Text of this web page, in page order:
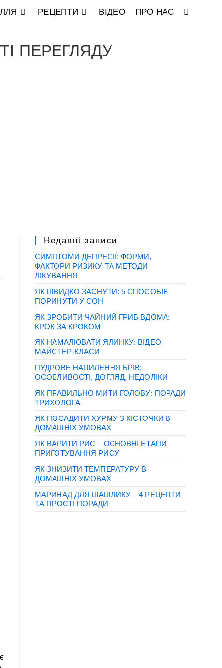
РЕЦЕПТИ ВІДЕО ПРО НАС
ПЕРЕГЛЯДУ
Недавні записи
СИМПТОМИ ДЕПРЕСІЇ: ФОРМИ,
ФАКТОРИ РИЗИКУ ТА МЕТОДИ
ЛІКУВАННЯ
ЯК ШВИДКО ЗАСНУТИ: 5 СПОСОБІВ
ПОРИНУТИ У СОН
ЯК ЗРОБИТИ ЧАЙНИЙ ГРИБ ВДОМА:
КРОК ЗА КРОКОМ
ЯК НАМАЛЮВАТИ ЯЛИНКУ: ВІДЕО
МАЙСТЕР-КЛАСИ
ПУДРОВЕ НАПИЛЕННЯ БРІВ:
ОСОБЛИВОСТІ, ДОГЛЯД, НЕДОЛІКИ
ЯК ПРАВИЛЬНО МИТИ ГОЛОВУ: ПОРАДИ
ТРИХОЛОГА
ЯК ПОСАДИТИ ХУРМУ З КІСТОЧКИ В
ДОМАШНІХ УМОВАХ
ЯК ВАРИТИ РИС – ОСНОВНІ ЕТАПИ
ПРИГОТУВАННЯ РИСУ
ЯК ЗНИЗИТИ ТЕМПЕРАТУРУ В
ДОМАШНІХ УМОВАХ
МАРИНАД ДЛЯ ШАШЛИКУ – 4 РЕЦЕПТИ
ТА ПРОСТІ ПОРАДИ